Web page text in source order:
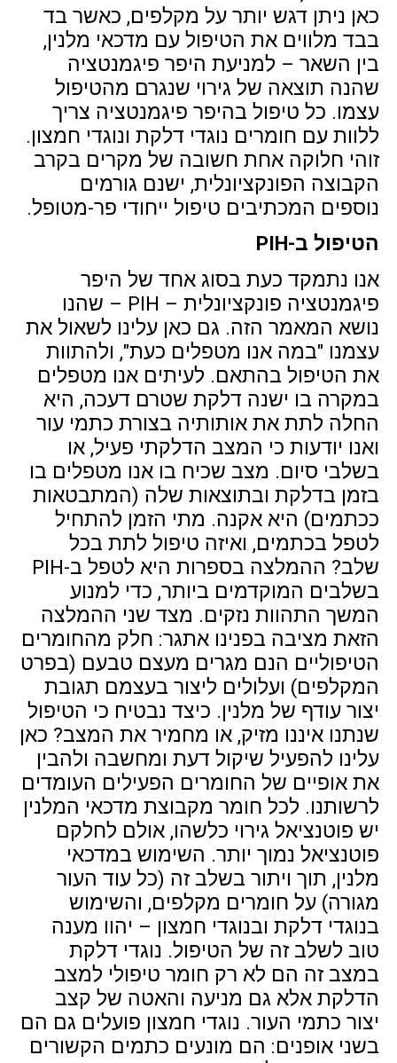
כאן ניתן דגש יותר על מקלפים, כאשר בד
בבד מלווים את הטיפול עם מדכאי מלנין,
בין השאר – למניעת היפר פיגמנטציה
שהנה תוצאה של גירוי שנגרם מהטיפול
עצמו. כל טיפול בהיפר פיגמנטציה צריך
ללוות עם חומרים נוגדי דלקת ונוגדי חמצון.
זוהי חלוקה אחת חשובה של מקרים בקרב
הקבוצה הפונקציונלית, ישנם גורמים
נוספים המכתיבים טיפול ייחודי פר-מטופל.
הטיפול ב-PIH
אנו נתמקד כעת בסוג אחד של היפר
פיגמנטציה פונקציונלית – PIH – שהנו
נושא המאמר הזה. גם כאן עלינו לשאול את
עצמנו "במה אנו מטפלים כעת", ולהתוות
את הטיפול בהתאם. לעיתים אנו מטפלים
במקרה בו ישנה דלקת שטרם דעכה, היא
החלה לתת את אותותיה בצורת כתמי עור
ואנו יודעות כי המצב הדלקתי פעיל, או
בשלבי סיום. מצב שכיח בו אנו מטפלים בו
בזמן בדלקת ובתוצאות שלה (המתבטאות
ככתמים) היא אקנה. מתי הזמן להתחיל
לטפל בכתמים, ואיזה טיפול לתת בכל
שלב? ההמלצה בספרות היא לטפל ב-PIH
בשלבים המוקדמים ביותר, כדי למנוע
המשך התהוות נזקים. מצד שני ההמלצה
הזאת מציבה בפנינו אתגר: חלק מהחומרים
הטיפוליים הנם מגרים מעצם טבעם (בפרט
המקלפים) ועלולים ליצור בעצמם תגובת
יצור עודף של מלנין. כיצד נבטיח כי הטיפול
שנתנו איננו מזיק, או מחמיר את המצב? כאן
עלינו להפעיל שיקול דעת ומחשבה ולהבין
את אופיים של החומרים הפעילים העומדים
לרשותנו. לכל חומר מקבוצת מדכאי המלנין
יש פוטנציאל גירוי כלשהו, אולם לחלקם
פוטנציאל נמוך יותר. השימוש במדכאי
מלנין, תוך ויתור בשלב זה (כל עוד העור
מגורה) על חומרים מקלפים, והשימוש
בנוגדי דלקת ובנוגדי חמצון – יהוו מענה
טוב לשלב זה של הטיפול. נוגדי דלקת
במצב זה הם לא רק חומר טיפולי למצב
הדלקת אלא גם מניעה והאטה של קצב
יצור כתמי העור. נוגדי חמצון פועלים גם הם
בשני אופנים: הם מונעים כתמים הקשורים